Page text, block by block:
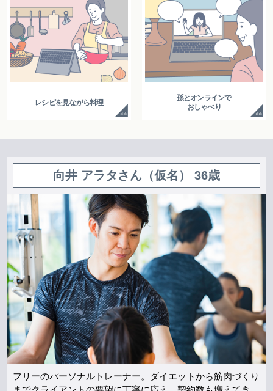
レシピを見ながら料理
孫とオンラインで
おしゃべり
向井 アラタさん（仮名） 36歳
フリーのパーソナルトレーナー。ダイエットから筋肉づくり